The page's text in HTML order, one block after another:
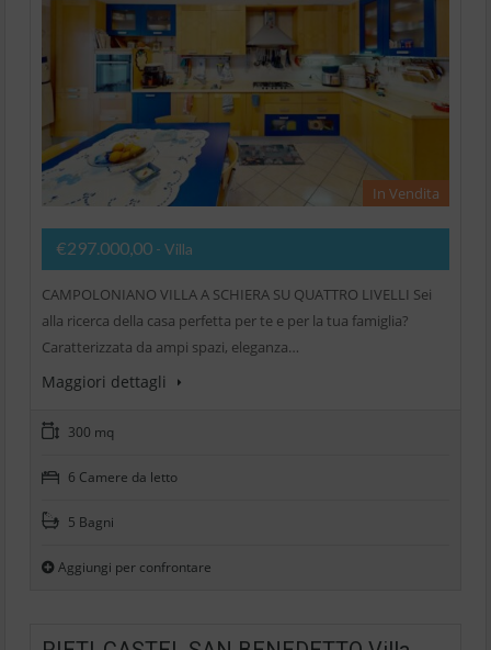
In Vendita
€297.000,00 - Villa
CAMPOLONIANO VILLA A SCHIERA SU QUATTRO LIVELLI Sei
alla ricerca della casa perfetta per te e per la tua famiglia?
Caratterizzata da ampi spazi, eleganza…
Maggiori dettagli
300 mq
6 Camere da letto
5 Bagni
Aggiungi per confrontare